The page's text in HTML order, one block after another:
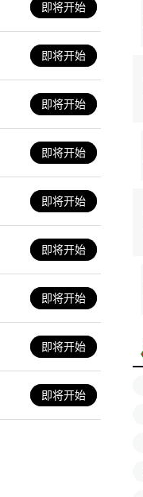
即将开始
即将开始
即将开始
即将开始
即将开始
即将开始
即将开始
即将开始
即将开始